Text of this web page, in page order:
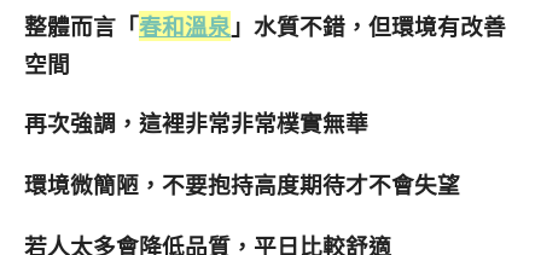
整體而言「春和溫泉 」水質不錯，但環境有改善
空間
再次強調，這裡非常非常樸實無華
環境微簡陋，不要抱持高度期待才不會失望
若人太多會降低品質，平日比較舒適